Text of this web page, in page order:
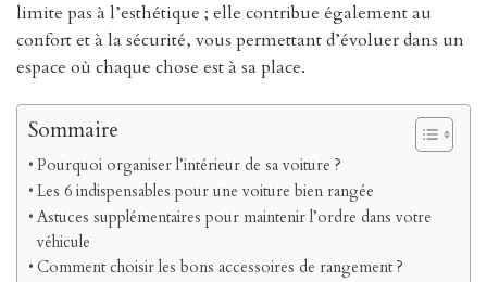
limite pas à l’esthétique ; elle contribue également au
confort et à la sécurité, vous permettant d’évoluer dans un
espace où chaque chose est à sa place.
Sommaire
Pourquoi organiser l’intérieur de sa voiture ?
Les 6 indispensables pour une voiture bien rangée
Astuces supplémentaires pour maintenir l’ordre dans votre
véhicule
Comment choisir les bons accessoires de rangement ?